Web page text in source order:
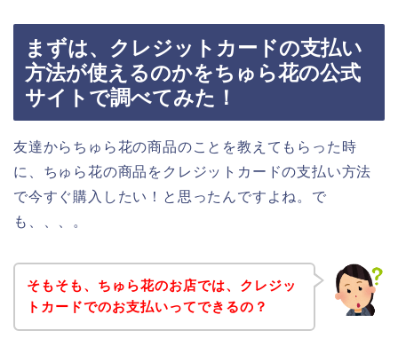
まずは、クレジットカードの支払い
方法が使えるのかをちゅら花の公式
サイトで調べてみた！
友達からちゅら花の商品のことを教えてもらった時
に、ちゅら花の商品をクレジットカードの支払い方法
で今すぐ購入したい！と思ったんですよね。で
も、、、。
そもそも、ちゅら花のお店では、クレジッ
トカードでのお支払いってできるの？